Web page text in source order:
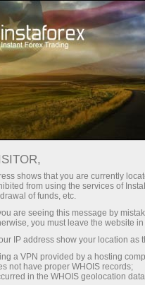
Открыть торговый счёт
shows that you are currently
from using the services of
of funds, etc.
are seeing this message by
you must leave the website
IP address show your location as
a VPN provided by a hosting
not have proper WHOIS records;
in the WHOIS geolocation